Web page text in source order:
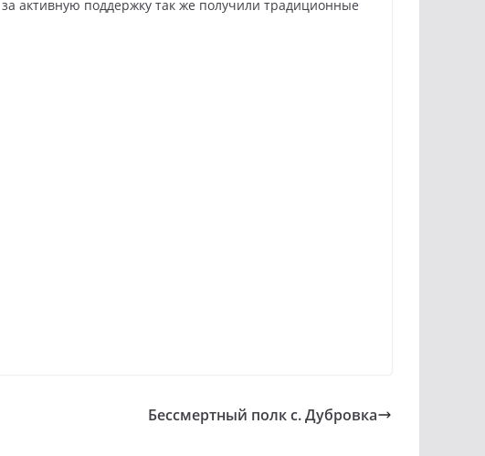
активную поддержку так же получили традиционные
Бессмертный полк с. Дубровка